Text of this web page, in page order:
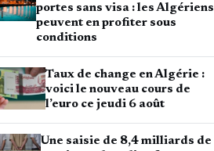
portes sans visa : les Algériens
peuvent en profiter sous
conditions
Taux de change en Algérie :
voici le nouveau cours de
l’euro ce jeudi 6 août
Une saisie de 8,4 milliards de